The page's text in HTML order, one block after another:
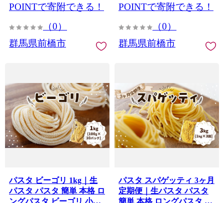
POINTで寄附できる！
（0）
群馬県前橋市
POINTで寄附できる！
（0）
群馬県前橋市
パスタ ビーゴリ 1kg｜生
パスタ パスタ 簡単 本格 ロ
パスタ スパゲッティ 3ヶ月
定期便｜生パスタ パスタ